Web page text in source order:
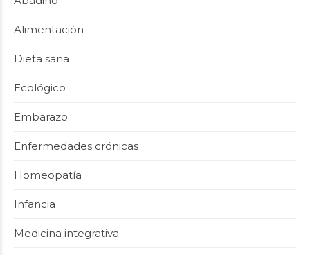
Alimentación
Dieta sana
Ecológico
Embarazo
Enfermedades crónicas
Homeopatía
Infancia
Medicina integrativa